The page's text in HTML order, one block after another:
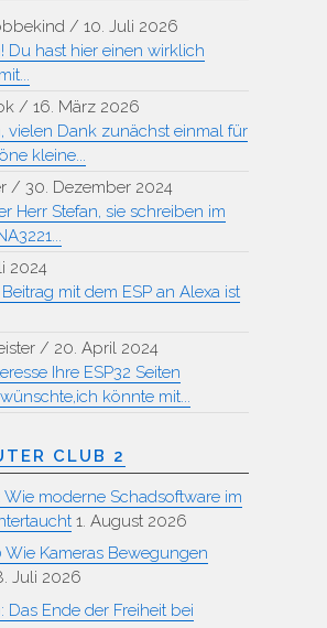
/ 10. Juli 2026
Du hast hier einen wirklich
/ 16. März 2026
vielen Dank zunächst einmal für
kleine...
/ 30. Dezember 2024
Herr Stefan, sie schreiben im
2024
mit dem ESP an Alexa ist
/ 20. April 2024
Ihre ESP32 Seiten
könnte mit...
CLUB 2
Wie moderne Schadsoftware im
1. August 2026
Wie Kameras Bewegungen
Juli 2026
Das Ende der Freiheit bei